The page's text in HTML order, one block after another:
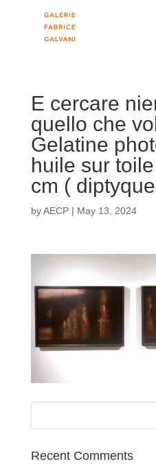
E cercare
quello che
Gelatine
huile sur
cm (
byAECP| May 13, 2024
Recent Comments